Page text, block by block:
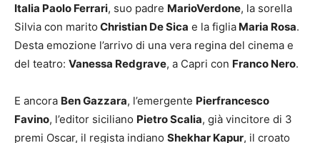
Italia Paolo Ferrari, suo padre MarioVerdone, la sorella
Silvia con marito Christian De Sica e la figlia Maria Rosa.
Desta emozione l’arrivo di una vera regina del cinema e
del teatro: Vanessa Redgrave, a Capri con Franco Nero.
E ancora Ben Gazzara, l’emergente Pierfrancesco
Favino, l’editor siciliano Pietro Scalia, già vincitore di 3
premi Oscar, il regista indiano Shekhar Kapur, il croato